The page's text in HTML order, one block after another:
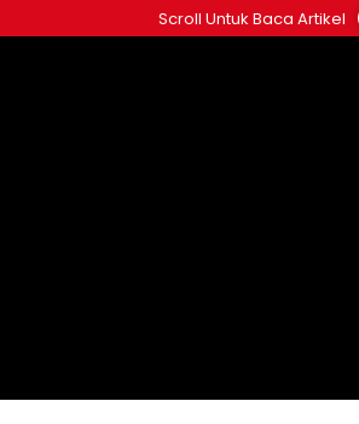
ke
Scroll Untuk Baca Artikel